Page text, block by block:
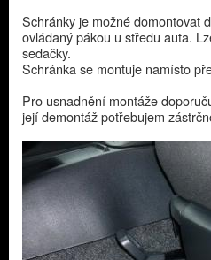
Schránky je možné domontovat
ovládaný pákou u středu auta.
sedačky.
Schránka se montuje namísto
Pro usnadnění montáže
její demontáž potřebujem